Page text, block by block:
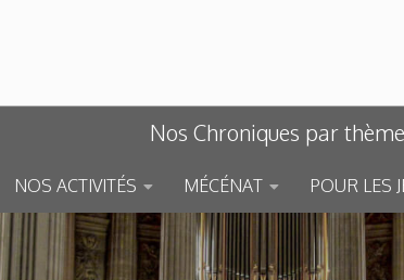
Nos Chroniques par thème
NOS ACTIVITÉS MÉCÉNAT POUR LES